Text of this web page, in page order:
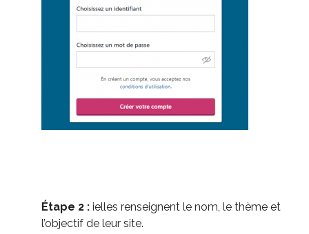
Étape 2 : ielles renseignent le nom, le thème et
l’objectif de leur site.